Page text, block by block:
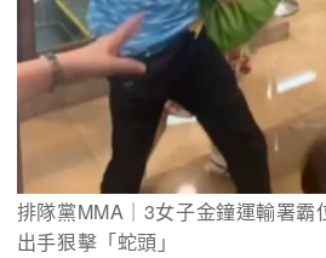
排隊黨MMA｜3女子金鐘運輸署霸
出手狠擊「蛇頭」